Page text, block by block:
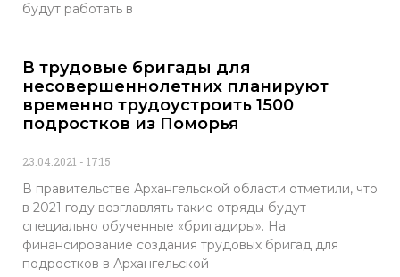
будут работать в
В трудовые бригады для
несовершеннолетних планируют
временно трудоустроить 1500
подростков из Поморья
23.04.2021 17:15
В правительстве Архангельской области отметили, что
в 2021 году возглавлять такие отряды будут
специально обученные «бригадиры». На
финансирование создания трудовых бригад для
подростков в Архангельской